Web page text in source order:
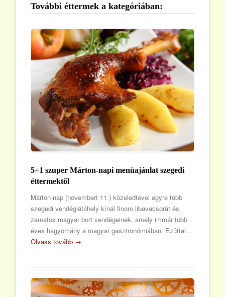
További éttermek a kategóriában:
5+1 szuper Márton-napi menüajánlat szegedi
éttermektől
Márton-nap (novembert 11.) közeledtével egyre több
szegedi vendéglátóhely kínál finom libavacsorát és
zamatos magyar bort vendégeinek, amely immár több
éves hagyomány a magyar gasztronómiában. Ezúttal…
Olvass tovább →